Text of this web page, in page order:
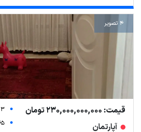
4 تصویر
قیمت: 230,000,000,000 تومان
آپارتمان
3 خواب
145